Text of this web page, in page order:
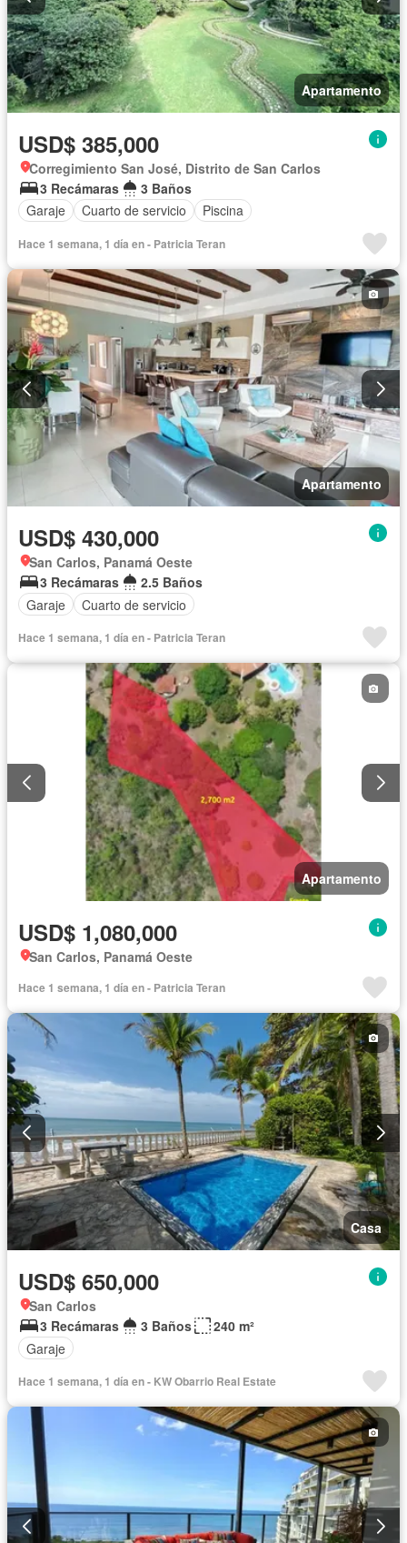
Apartamento
USD$ 385,000
Corregimiento San José, Distrito de San Carlos
3 Recámaras
3 Baños
Garaje
Cuarto de servicio Piscina
Hace 1 semana, 1 día en - Patricia Teran
Apartamento
USD$ 430,000
San Carlos, Panamá Oeste
3 Recámaras
2.5 Baños
Garaje
Cuarto de servicio
Hace 1 semana, 1 día en - Patricia Teran
Apartamento
USD$ 1,080,000
San Carlos, Panamá Oeste
Hace 1 semana, 1 día en - Patricia Teran
Casa
USD$ 650,000
San Carlos
3 Recámaras
3 Baños
240 m²
Garaje
Hace 1 semana, 1 día en - KW Obarrio Real Estate